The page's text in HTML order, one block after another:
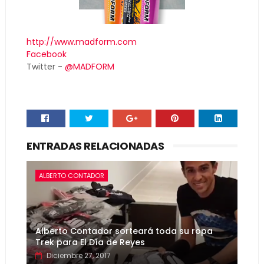
http://www.madform.com
Facebook
Twitter - @MADFORM
ENTRADAS RELACIONADAS
ALBERTO CONTADOR
Alberto Contador sorteará toda su ropa
Trek para El Día de Reyes
Diciembre 27, 2017